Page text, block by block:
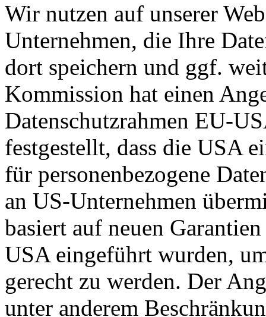
Wir nutzen auf unserer
Unternehmen, die Ihre
dort speichern und ggf.
Kommission hat einen
Datenschutzrahmen EU-
festgestellt, dass die USA
für personenbezogene
an US-Unternehmen
basiert auf neuen
USA eingeführt wurden,
gerecht zu werden. Der
unter anderem